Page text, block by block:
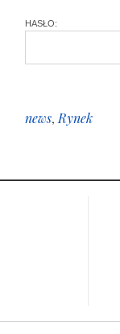
HASŁO:
news, Rynek